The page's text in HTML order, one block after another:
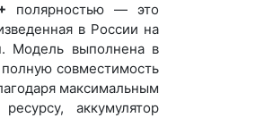
полярностью — это
в России на
Модель выполнена в
совместимость
максимальным
аккумулятор